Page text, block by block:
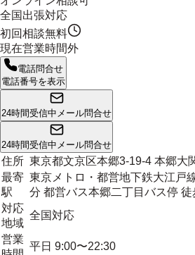
全国出張対応
初回相談無料
現在営業時間外
電話問合せ
電話番号を表示
24時間受信中 メール問合せ
24時間受信中 メール問合せ
住所 東京都文京区本郷3-19-4 本郷大
最寄
駅
東京メトロ・都営地下鉄大江戸
分 都営バス本郷二丁目バス停 徒
対応
地域
全国対応
営業
平日 9:00〜22:30